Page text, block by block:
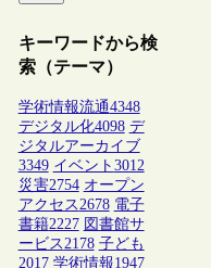
キーワードから検
索（テーマ）
学術情報流通4348
デジタル化4098 デ
ジタルアーカイブ
3349 イベント 3012
災害2754 オープン
アクセス 2678 電子
書籍2227 図書館サ
ービス 2178 子ども
2017 学術情報1947